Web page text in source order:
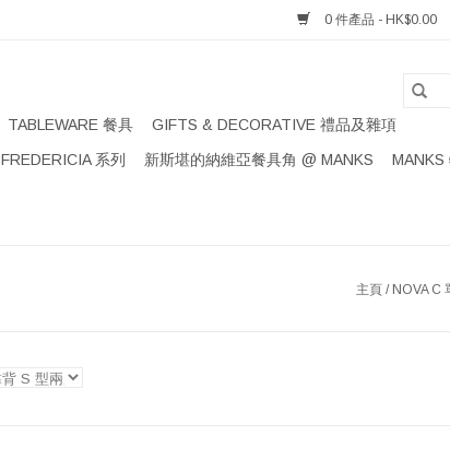
0 件產品 - HK$0.00
TABLEWARE 餐具
GIFTS & DECORATIVE 禮品及雜項
FREDERICIA 系列 新斯堪的納維亞餐具角 @ MANKS
MANKS
主頁 / NOVA C